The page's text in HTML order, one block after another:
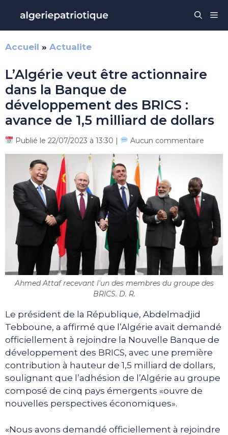
contenu
Accueil » Actualite
L’Algérie veut être actionnaire
dans la Banque de
développement des BRICS :
avance de 1,5 milliard de dollars
Publié le 22/07/2023 à 13:30 | Aucun commentaire
Ahmed Attaf recevant l'un des membres du groupe des
BRICS. D. R.
Le président de la République, Abdelmadjid
Tebboune, a affirmé que l’Algérie avait demandé
officiellement à rejoindre la Nouvelle Banque de
développement des BRICS, avec une première
contribution à hauteur de 1,5 milliard de dollars,
soulignant que l’adhésion de l’Algérie au groupe
composé de cinq pays émergents «ouvre de
nouvelles perspectives économiques».
«Nous avons demandé officiellement à rejoindre